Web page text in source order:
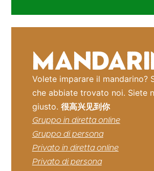
Volete imparare il mandarino?
che abbiate trovato noi. Siete
giusto. 很高兴见到你
Gruppo in diretta online
Gruppo di persona
Privato in diretta online
Privato di persona